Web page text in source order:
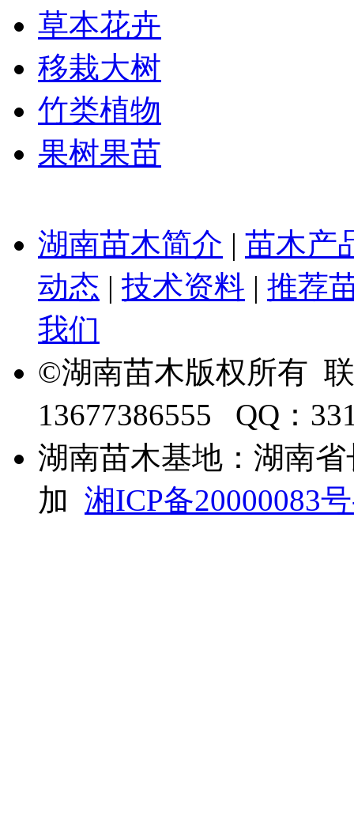
草本花卉
移栽大树
竹类植物
果树果苗
湖南苗木简介 | 苗木产
动态 | 技术资料 | 推荐
我们
©湖南苗木版权所有
13677386555 QQ：
湖南苗木基地：湖南
加 湘ICP备20000083